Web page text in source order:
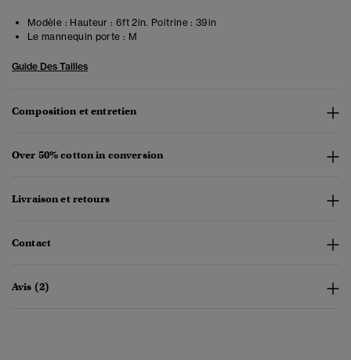
Modèle : Hauteur : 6ft 2in. Poitrine : 39in
Le mannequin porte : M
Guide Des Tailles
Composition et entretien
Over 50% cotton in conversion
Livraison et retours
Contact
Avis (2)